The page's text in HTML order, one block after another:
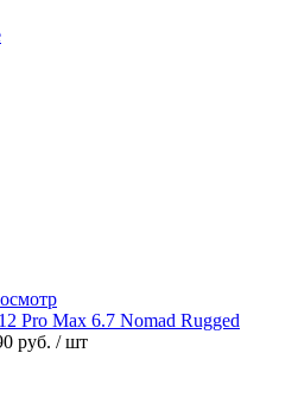
Pro Max 6.7 Nomad Rugged
руб. / шт